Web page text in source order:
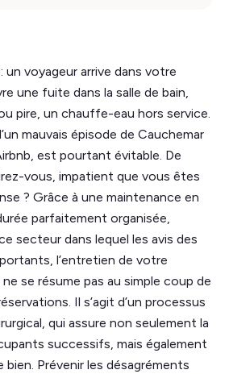
un voyageur arrive dans votre
une fuite dans la salle de bain,
pire, un chauffe-eau hors service.
mauvais épisode de Cauchemar
est pourtant évitable. De
vous, impatient que vous êtes
? Grâce à une maintenance en
parfaitement organisée,
secteur dans lequel les avis des
l’entretien de votre
se résume pas au simple coup de
Il s’agit d’un processus
qui assure non seulement la
successifs, mais également
Prévenir les désagréments